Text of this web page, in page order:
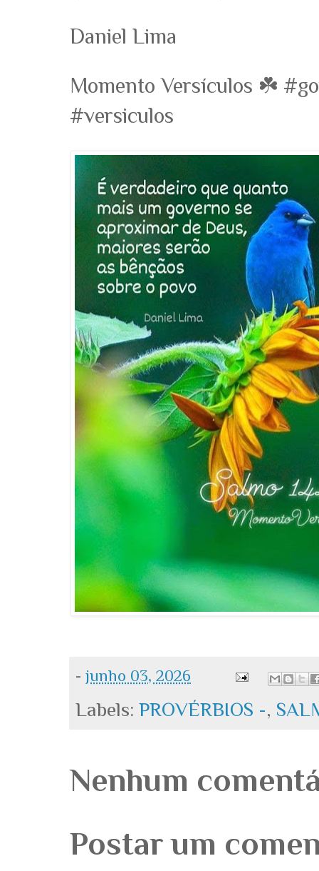
Daniel Lima
Momento Versículos ☘️
#versiculos
-junho 03, 2026
Labels:PROVÉRBIOS -,
Nenhum
Postar um